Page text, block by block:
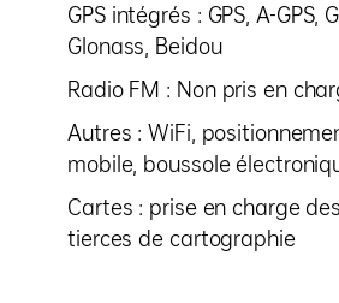
GPS intégrés : GPS, A-GPS,
Glonass, Beidou
Radio FM : Non pris en
Autres : WiFi,
mobile, boussole
Cartes : prise en charge
tierces de cartographie